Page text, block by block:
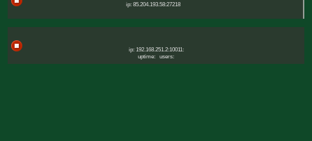
ip: 85.204.193.58:27218
ip: 192.168.251.2:10011:
uptime:
users: